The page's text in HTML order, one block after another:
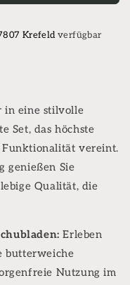
Krefeldverfügbar
in eine stilvolle
Set, das höchste
Funktionalität vereint.
genießen Sie
Qualität, die
Erleben
butterweiche
Nutzung im